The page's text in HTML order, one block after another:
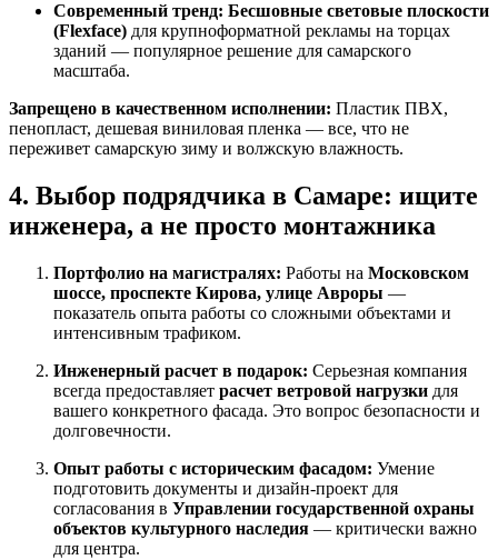
Современный тренд: Бесшовные световые плоскости
(Flexface) для крупноформатной рекламы на торцах
зданий — популярное решение для самарского
масштаба.
Запрещено в качественном исполнении: Пластик ПВХ,
пенопласт, дешевая виниловая пленка — все, что не
переживет самарскую зиму и волжскую влажность.
4. Выбор подрядчика в Самаре: ищите
инженера, а не просто монтажника
Портфолио на магистралях: Работы на Московском
шоссе, проспекте Кирова, улице Авроры —
показатель опыта работы со сложными объектами и
интенсивным трафиком.
Инженерный расчет в подарок: Серьезная компания
всегда предоставляет расчет ветровой нагрузки для
вашего конкретного фасада. Это вопрос безопасности и
долговечности.
Опыт работы с историческим фасадом: Умение
подготовить документы и дизайн-проект для
согласования в Управлении государственной охраны
объектов культурного наследия — критически важно
для центра.